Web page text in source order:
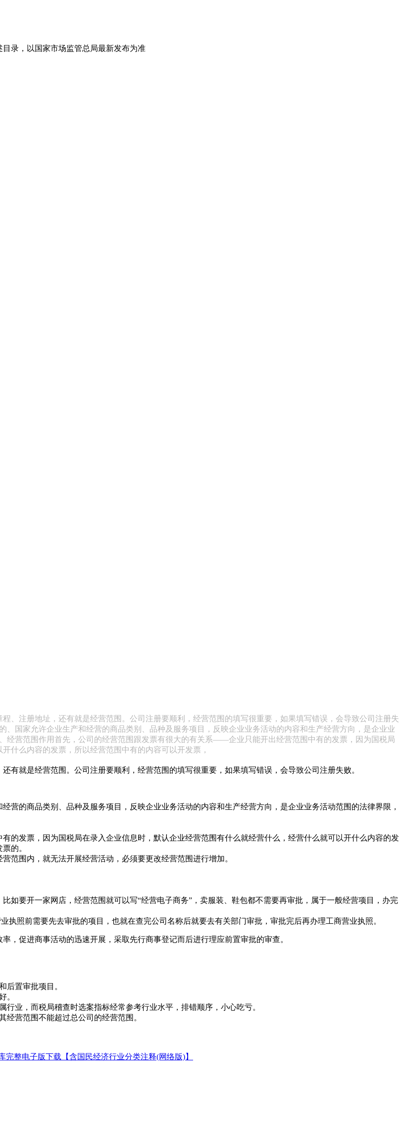
录，以国家市场监管总局最新发布为准
、注册地址，还有就是经营范围。公司注册要顺利，经营范围的填写很重要，如果填写错误，会导致公司注册失
国家允许企业生产和经营的商品类别、品种及服务项目，反映企业业务活动的内容和生产经营方向，是企业业
经营范围作用首先，公司的经营范围跟发票有很大的有关系——企业只能开出经营范围中有的发票，因为国税局
什么内容的发票，所以经营范围中有的内容可以开发票，
有就是经营范围。公司注册要顺利，经营范围的填写很重要，如果填写错误，会导致公司注册失败。
营的商品类别、品种及服务项目，反映企业业务活动的内容和生产经营方向，是企业业务活动范围的法律界限，
发票，因为国税局在录入企业信息时，默认企业经营范围有什么就经营什么，经营什么就可以开什么内容的发
的。
范围内，就无法开展经营活动，必须要更改经营范围进行增加。
如要开一家网店，经营范围就可以写“经营电子商务”，卖服装、鞋包都不需要再审批，属于一般经营项目，办完
执照前需要先去审批的项目，也就在查完公司名称后就要去有关部门审批，审批完后再办理工商营业执照。
，促进商事活动的迅速开展，采取先行商事登记而后进行理应前置审批的审查。
后置审批项目。
。
业，而税局稽查时选案指标经常参考行业水平，排错顺序，小心吃亏。
营范围不能超过总公司的经营范围。
完整电子版下载【含国民经济行业分类注释(网络版)】